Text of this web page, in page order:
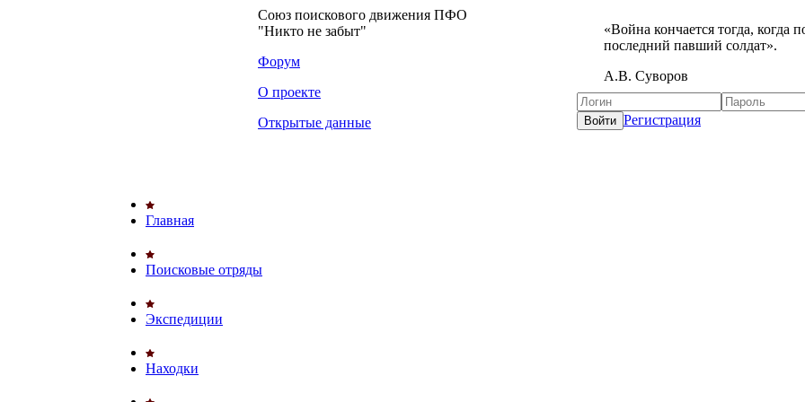
Союз поискового движения ПФО
"Никто не забыт"
Форум
О проекте
Открытые данные
«Война кончается тогда, когда
последний павший солдат».
А.В. Суворов
Регистрация
Главная
Поисковые отряды
Экспедиции
Находки